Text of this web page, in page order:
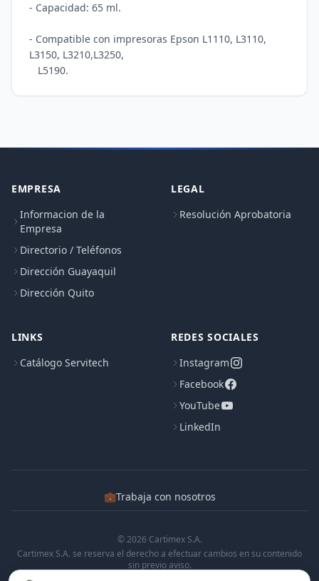
- Capacidad: 65 ml.
- Compatible con impresoras Epson L1110, L3110,
L3150, L3210,L3250,
EMPRESA
Informacion de la
Empresa
Directorio / Teléfonos
Dirección Guayaquil
Dirección Quito
LEGAL
Resolución Aprobatoria
LINKS
Catálogo Servitech
REDES SOCIALES
Instagram
Facebook
YouTube
LinkedIn
💼Trabaja con nosotros
© 2026 Cartimex S.A.
Cartimex S.A. se reserva el derecho a efectuar cambios en su contenido
sin previo aviso.